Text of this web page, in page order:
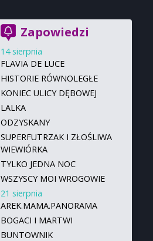
Zapowiedzi
14 sierpnia
FLAVIA DE LUCE
HISTORIE RÓWNOLEGŁE
KONIEC ULICY DĘBOWEJ
LALKA
ODZYSKANY
SUPERFUTRZAK I ZŁOŚLIWA
WIEWIÓRKA
TYLKO JEDNA NOC
WSZYSCY MOI WROGOWIE
21 sierpnia
AREK.MAMA.PANORAMA
BOGACI I MARTWI
BUNTOWNIK